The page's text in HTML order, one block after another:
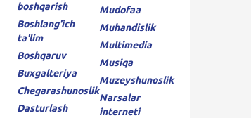
boshqarish
Boshlang'ich
ta'lim
Boshqaruv
Buxgalteriya
Chegarashunoslik
Dasturlash
Mudofaa
Muhandislik
Multimedia
Musiqa
Muzeyshunoslik
Narsalar
interneti